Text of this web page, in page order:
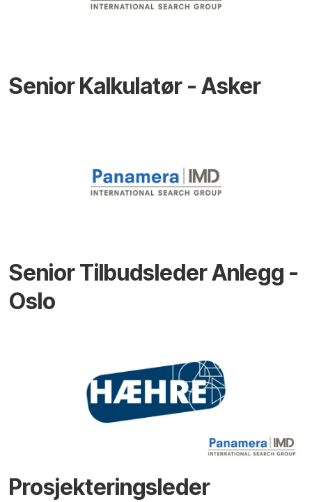
Senior Kalkulatør - Asker
Senior Tilbudsleder Anlegg -
Oslo
Prosjekteringsleder